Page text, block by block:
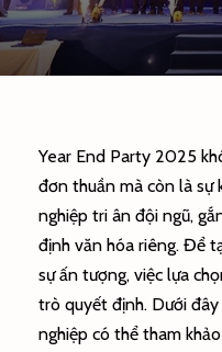
Year End Party 2025
đơn thuần mà còn là sự
nghiệp tri ân đội ngũ,
định văn hóa riêng. Để
sự ấn tượng, việc lựa
trò quyết định. Dưới
nghiệp có thể tham